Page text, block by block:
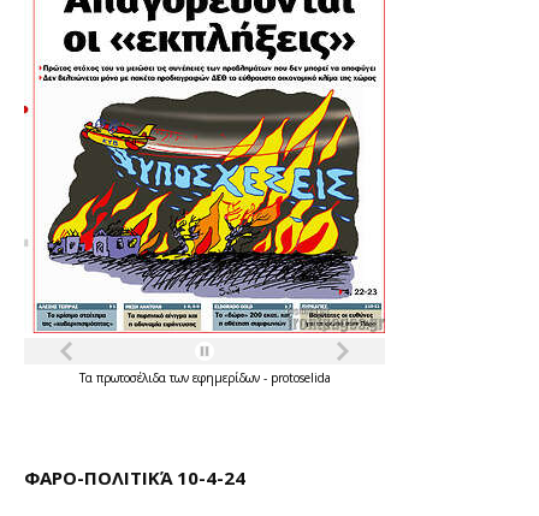
Τα πρωτοσέλιδατων εφημερίδων - protoselida
ΦΑΡΟ-ΠΟΛΙΤΙΚΆ 10-4-24